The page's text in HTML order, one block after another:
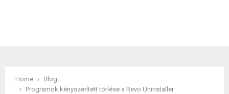
Home
Blog
Programok kényszerített törlése a Revo Uninstaller